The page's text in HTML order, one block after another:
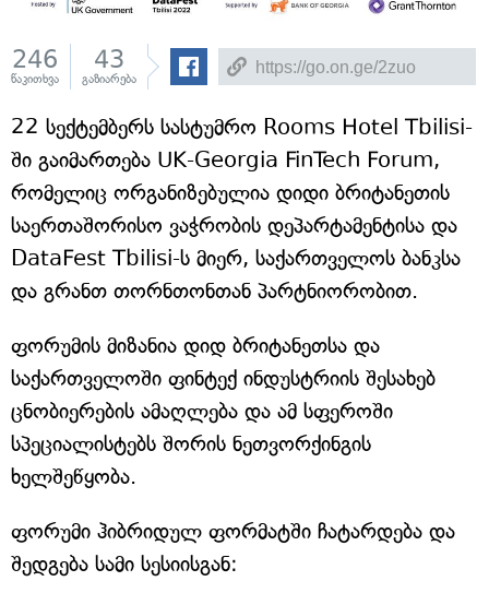
246
წაკითხვა
43
გაზიარება
22 სექტემბერს სასტუმრო Rooms Hotel Tbilisi-
ში გაიმართება UK-Georgia FinTech Forum,
რომელიც ორგანიზებულია დიდი ბრიტანეთის
საერთაშორისო ვაჭრობის დეპარტამენტისა და
DataFest Tbilisi-ს მიერ, საქართველოს ბანკსა
და გრანთ თორნთონთან პარტნიორობით.
ფორუმის მიზანია დიდ ბრიტანეთსა და
საქართველოში ფინტექ ინდუსტრიის შესახებ
ცნობიერების ამაღლება და ამ სფეროში
სპეციალისტებს შორის ნეთვორქინგის
ხელშეწყობა.
ფორუმი ჰიბრიდულ ფორმატში ჩატარდება და
შედგება სამი სესიისგან: